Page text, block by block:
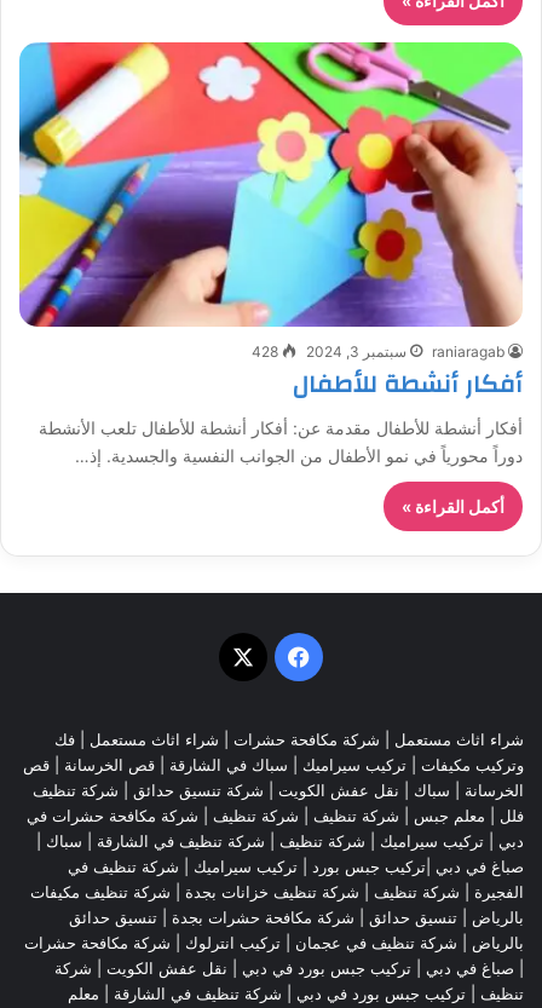
raniaragab سبتمبر 3, 2024 428
أفكار أنشطة للأطفال
أفكار أنشطة للأطفال مقدمة عن: أفكار أنشطة للأطفال تلعب الأنشطة
دوراً محورياً في نمو الأطفال من الجوانب النفسية والجسدية. إذ…
أكمل القراءة »
فيسبوك
‫X
شراء اثاث مستعمل شركة مكافحة حشرات شراء اثاث مستعمل
فك
وتركيب مكيفات | تركيب سيراميك | سباك في الشارقة قص الخرسانة | قص
الخرسانة | سباك نقل عفش الكويت شركة تنسيق حدائق
شركة تنظيف
فلل
معلم جبس شركة تنظيف شركة تنظيف
شركة مكافحة حشرات في
دبي
تركيب سيراميك شركة تنظيف شركة تنظيف في الشارقة | سباك |
صباغ في دبي |تركيب جبس بورد | تركيب سيراميك
شركة تنظيف في
الفجيرة
شركة تنظيف شركة تنظيف خزانات بجدة
شركة تنظيف مكيفات
بالرياض
تنسيق حدائق شركة مكافحة حشرات بجدة
تنسيق حدائق
بالرياض
شركة تنظيف في عجمان | تركيب انترلوك | شركة مكافحة حشرات
صباغ في دبي تركيب جبس بورد في دبي نقل عفش الكويت
شركة
تنظيف
تركيب جبس بورد في دبي شركة تنظيف في الشارقة معلم